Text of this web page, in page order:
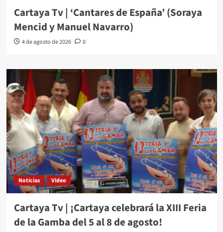
Cartaya Tv | ‘Cantares de España’ (Soraya
Mencid y Manuel Navarro)
4 de agosto de 2026 0
Noticias Video
Cartaya Tv | ¡Cartaya celebrará la XIII Feria
de la Gamba del 5 al 8 de agosto!